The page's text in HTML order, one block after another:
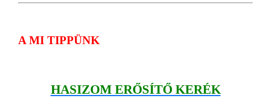
A MI TIPPÜNK
HASIZOM ERŐSÍTŐ KERÉK